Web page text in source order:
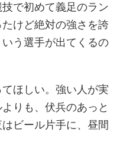
で初めて義足のラン
けど絶対の強さを誇
う選手が出てくるの
ほしい。強い人が実
りも、伏兵のあっと
ビール片手に、昼間